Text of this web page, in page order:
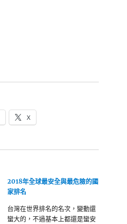
X
2018年全球最安全與最危險的國
家排名
台灣在世界排名的名次，變動還
蠻大的，不過基本上都還是蠻安